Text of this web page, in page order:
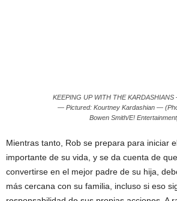
KEEPING UP WITH THE
— Pictured: Kourtney Kardashian —
Bowen Smith/E!
Mientras tanto, Rob se prepara para iniciar
importante de su vida, y se da cuenta de
convertirse en el mejor padre de su hija,
más cercana con su familia, incluso si eso